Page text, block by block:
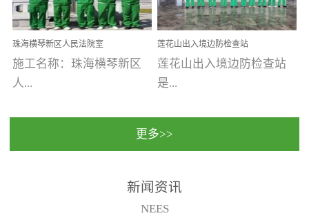
人人都爱护她、珍惜她、
她将越来越枝繁叶茂，终
将会成为一棵参天大树！
优吸环保截止2020年拥有
全国600家网点分支机构。
雅致酒店 东莞美豪雅
致酒店是为中高端人士...
州南沙区·香港科技大学(广
州)校区 工程案...
珠海横琴新区人民法院室
内除甲醛空气治理项目
施工名称：珠海横琴新区
人...
民法院室内除甲醛空气治
保施工日期：2020年1月珠
莲花山出入境边防检查站
室内除甲醛空气治理项目
莲花山出入境边防检查站
是...
国家通过设在对外开放口
（及各出入境边防检查
更多>>
新闻资讯
NEES